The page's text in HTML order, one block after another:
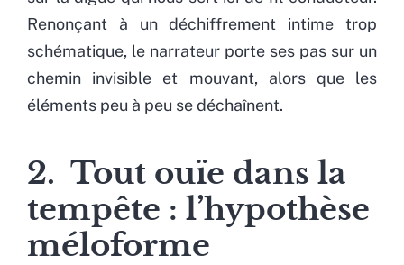
Renonçant à un déchiffrement intime trop
schématique, le narrateur porte ses pas sur un
chemin invisible et mouvant, alors que les
éléments peu à peu se déchaînent.
2. Tout ouïe dans la
tempête : l’hypothèse
méloforme